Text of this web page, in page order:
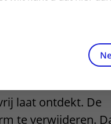
met polikliniek
laat ontdekt. De
te verwijderen.